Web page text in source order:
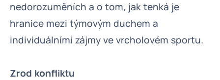
nedorozuměních a o tom, jak tenká je
hranice mezi týmovým duchem a
individuálními zájmy ve vrcholovém sportu.
Zrod konfliktu